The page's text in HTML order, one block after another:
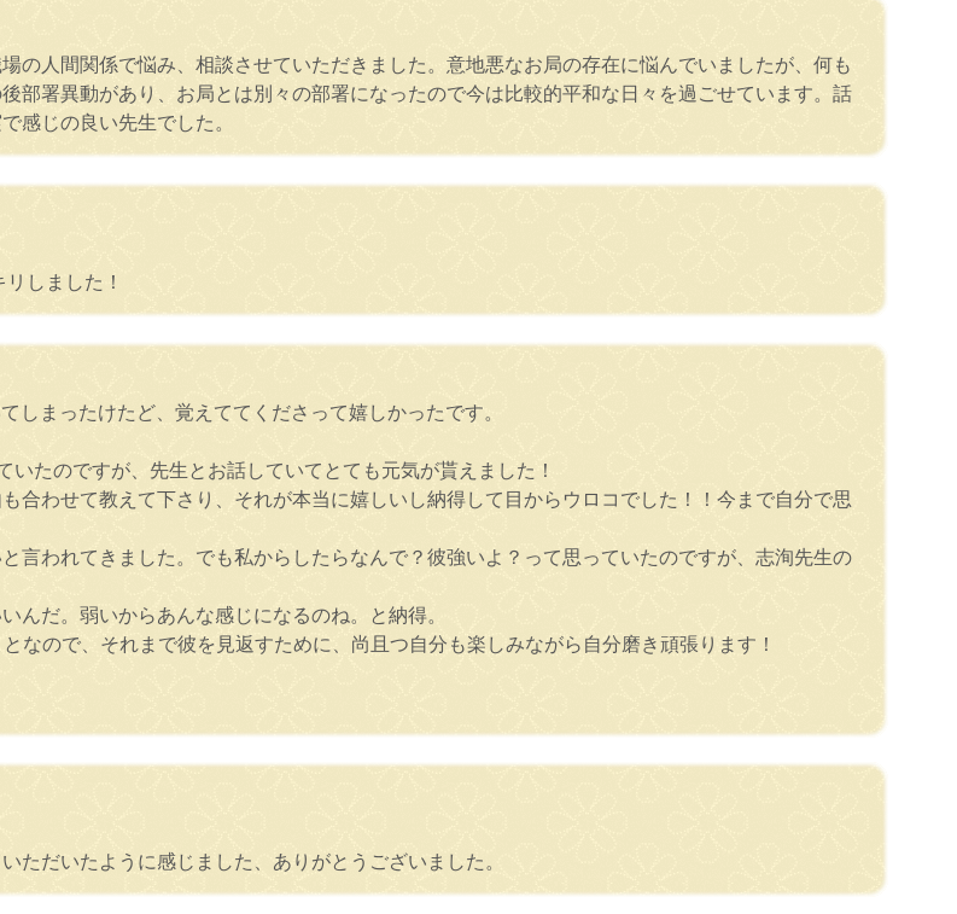
の人間関係で悩み、相談させていただきました。意地悪なお局の存在に悩んでいましたが、何も
部署異動があり、お局とは別々の部署になったので今は比較的平和な日々を過ごせています。話
感じの良い先生でした。
しました！
まったけたど、覚えててくださって嬉しかったです。
たのですが、先生とお話していてとても元気が貰えました！
合わせて教えて下さり、それが本当に嬉しいし納得して目からウロコでした！！今まで自分で思
言われてきました。でも私からしたらなんで？彼強いよ？って思っていたのですが、志洵先生の
んだ。弱いからあんな感じになるのね。と納得。
なので、それまで彼を見返すために、尚且つ自分も楽しみながら自分磨き頑張ります！
ただいたように感じました、ありがとうございました。